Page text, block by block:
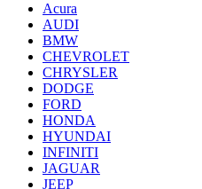
Acura
AUDI
BMW
CHEVROLET
CHRYSLER
DODGE
FORD
HONDA
HYUNDAI
INFINITI
JAGUAR
JEEP